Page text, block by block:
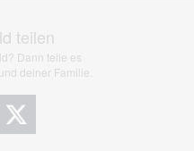
teilen
Dann teile es
deiner Familie.